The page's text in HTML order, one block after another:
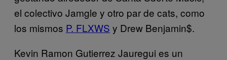
el colectivo Jamgle y otro par de cats, como
los mismos P. FLXWS y Drew Benjamin$.
Kevin Ramon Gutierrez Jauregui es un